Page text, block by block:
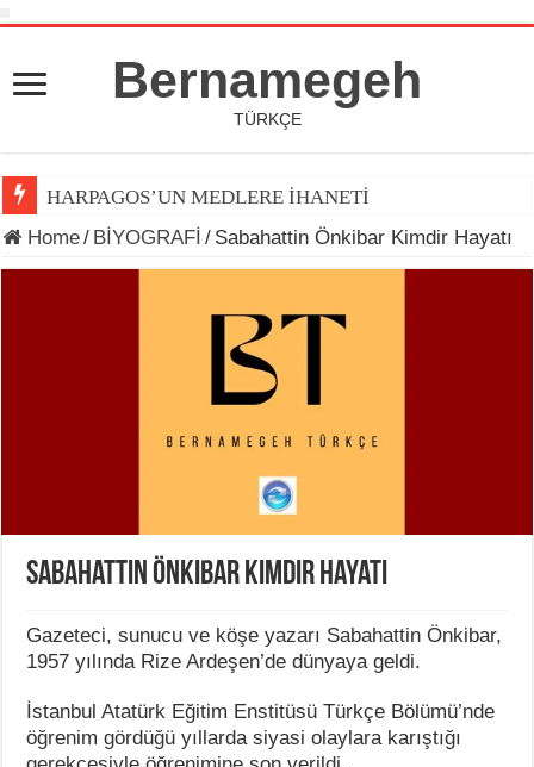
Bernamegeh
TÜRKÇE
HARPAGOS’UN MEDLERE İHANETİ
Home/ BİYOGRAFİ / Sabahattin Önkibar Kimdir Hayatı
Sabahattin Önkibar Kimdir Hayatı
Gazeteci, sunucu ve köşe yazarı Sabahattin Önkibar,
1957 yılında Rize Ardeşen’de dünyaya geldi.
İstanbul Atatürk Eğitim Enstitüsü Türkçe Bölümü’nde
öğrenim gördüğü yıllarda siyasi olaylara karıştığı